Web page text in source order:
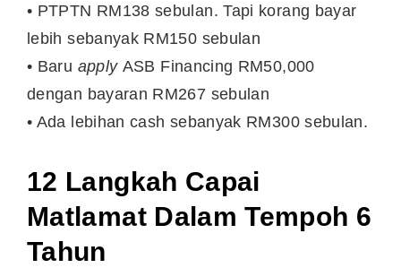
• PTPTN RM138 sebulan. Tapi korang bayar
lebih sebanyak RM150 sebulan
• Baru apply ASB Financing RM50,000
dengan bayaran RM267 sebulan
• Ada lebihan cash sebanyak RM300 sebulan.
12 Langkah Capai
Matlamat Dalam Tempoh 6
Tahun